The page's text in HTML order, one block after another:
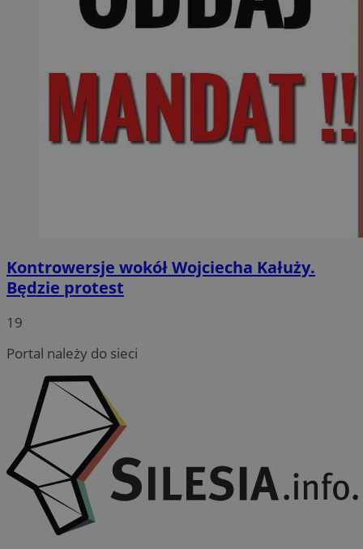
Kontrowersje wokół Wojciecha Kałuży.
Będzie protest
19
Portal należy do sieci